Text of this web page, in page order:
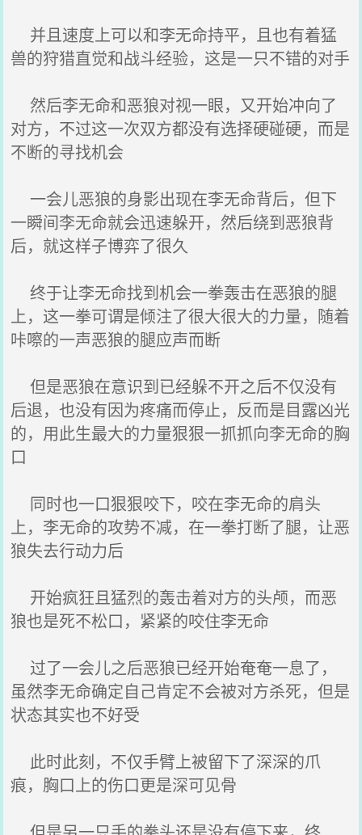
并且速度上可以和李无命持平，且也有着猛
兽的狩猎直觉和战斗经验，这是一只不错的对手
然后李无命和恶狼对视一眼，又开始冲向了
对方，不过这一次双方都没有选择硬碰硬，而是
不断的寻找机会
一会儿恶狼的身影出现在李无命背后，但下
一瞬间李无命就会迅速躲开，然后绕到恶狼背
后，就这样子博弈了很久
终于让李无命找到机会一拳轰击在恶狼的腿
上，这一拳可谓是倾注了很大很大的力量，随着
咔嚓的一声恶狼的腿应声而断
但是恶狼在意识到已经躲不开之后不仅没有
后退，也没有因为疼痛而停止，反而是目露凶光
的，用此生最大的力量狠狠一抓抓向李无命的胸
口
同时也一口狠狠咬下，咬在李无命的肩头
上，李无命的攻势不减，在一拳打断了腿，让恶
狼失去行动力后
开始疯狂且猛烈的轰击着对方的头颅，而恶
狼也是死不松口，紧紧的咬住李无命
过了一会儿之后恶狼已经开始奄奄一息了，
虽然李无命确定自己肯定不会被对方杀死，但是
状态其实也不好受
此时此刻，不仅手臂上被留下了深深的爪
痕，胸口上的伤口更是深可见骨